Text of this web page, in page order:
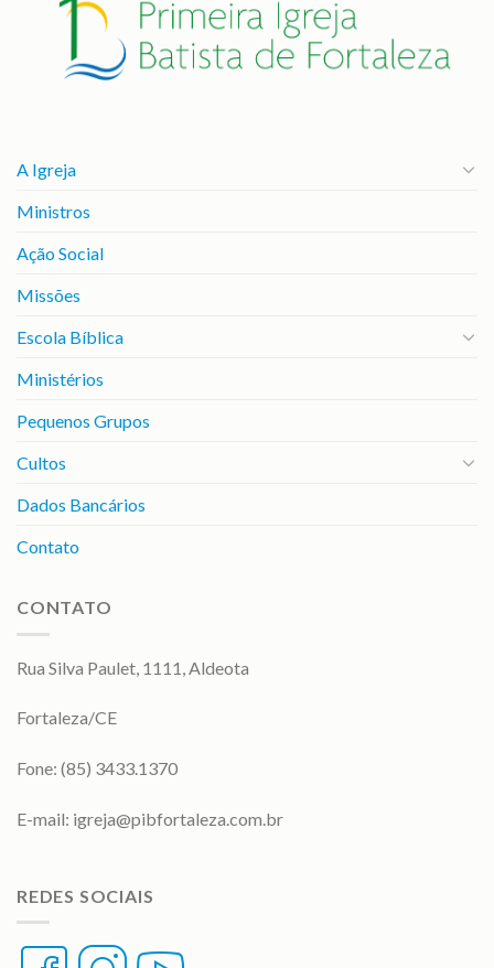
A Igreja
Ministros
Ação Social
Missões
Escola Bíblica
Ministérios
Pequenos Grupos
Cultos
Dados Bancários
Contato
CONTATO
Rua Silva Paulet, 1111, Aldeota
Fortaleza/CE
Fone: (85) 3433.1370
E-mail: igreja@pibfortaleza.com.br
REDES SOCIAIS